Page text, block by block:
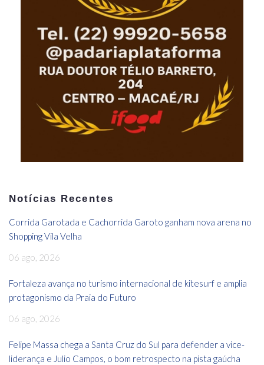
Notícias Recentes
Corrida Garotada e Cachorrida Garoto ganham nova arena no
Shopping Vila Velha
06 ago, 2026
Fortaleza avança no turismo internacional de kitesurf e amplia
protagonismo da Praia do Futuro
06 ago, 2026
Felipe Massa chega a Santa Cruz do Sul para defender a vice-
liderança e Julio Campos, o bom retrospecto na pista gaúcha